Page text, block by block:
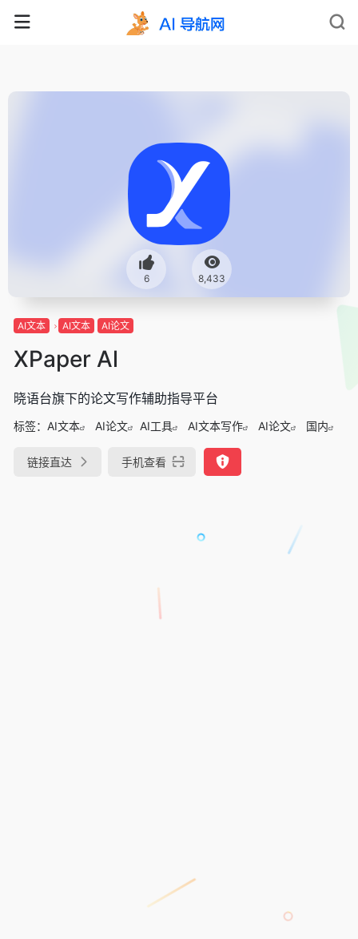
6 8,433
AI文本 AI文本 AI论文
XPaper Al
晓语台旗下的论文写作辅助指导平台
标签： AI文本 AI论文 AI工具 AI文本写作 AI论文 国内
链接直达 手机查看